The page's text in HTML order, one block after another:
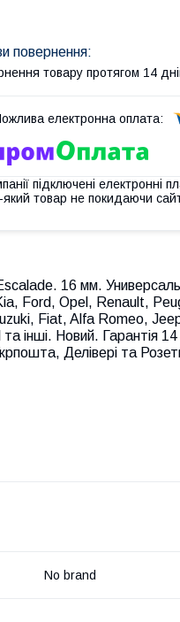
товару протягом 14
підключені електронні
товар не покидаючи
16 мм.
Ford, Opel, Renault,
Fiat, Alfa Romeo,
інші. Новий. Гарантія
Делівері та
No brand